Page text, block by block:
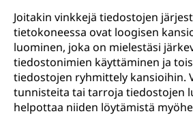
Joitakin vinkkejä tiedostojen
tietokoneessa ovat loogisen
luominen, joka on mielestäsi
tiedostonimien käyttäminen ja
tiedostojen ryhmittely kansioihin.
tunnisteita tai tarroja tiedostojen
helpottaa niiden löytämistä